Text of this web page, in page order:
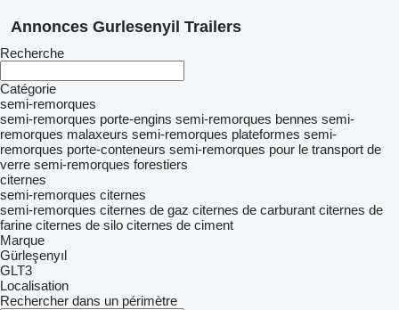
Annonces Gurlesenyil Trailers
Recherche
Catégorie
semi-remorques
semi-remorques porte-engins semi-remorques bennes semi-
remorques malaxeurs semi-remorques plateformes semi-
remorques porte-conteneurs semi-remorques pour le transport de
verre semi-remorques forestiers
citernes
semi-remorques citernes
semi-remorques citernes de gaz citernes de carburant citernes de
farine citernes de silo citernes de ciment
Marque
Gürleşenyıl
GLT3
Localisation
Rechercher dans un périmètre